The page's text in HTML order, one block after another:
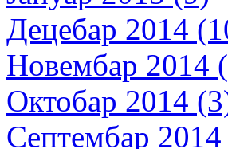
Децебар 2014
Новембар 2014
Октобар 2014
Септембар